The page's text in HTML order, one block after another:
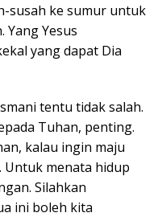
susah ke sumur untuk
Yang Yesus
yang dapat Dia
tentu tidak salah.
Tuhan, penting.
kalau ingin maju
Untuk menata hidup
Silahkan
ini boleh kita